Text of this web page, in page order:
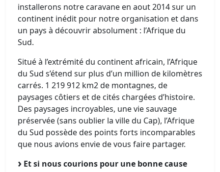
installerons notre caravane en aout 2014 sur un
continent inédit pour notre organisation et dans
un pays à découvrir absolument : l’Afrique du
Sud.
Situé à l’extrémité du continent africain, l’Afrique
du Sud s’étend sur plus d’un million de kilomètres
carrés. 1 219 912 km2 de montagnes, de
paysages côtiers et de cités chargées d’histoire.
Des paysages incroyables, une vie sauvage
préservée (sans oublier la ville du Cap), l’Afrique
du Sud possède des points forts incomparables
que nous avions envie de vous faire partager.
Et si nous courions pour une bonne cause